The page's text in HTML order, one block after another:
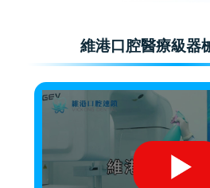
維港口腔醫療級器